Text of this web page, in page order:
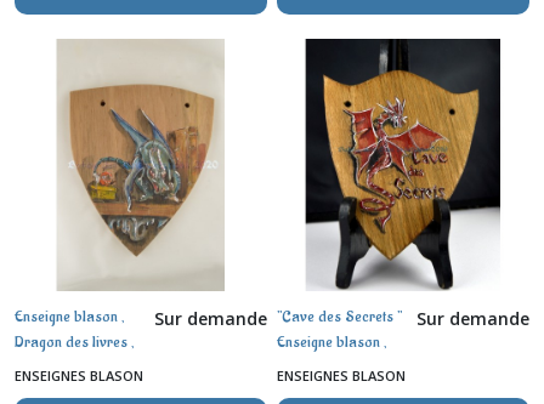
Enseigne blason ,
Dragon des livres ,
aquarelle sur bois
Sur demande
ENSEIGNES BLASON
"Cave des Secrets "
Enseigne blason ,
dragon rouge
Sur demande
ENSEIGNES BLASON